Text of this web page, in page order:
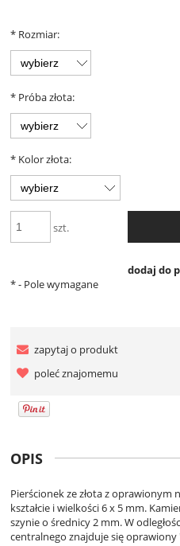
* Rozmiar:
* Próba złota:
* Kolor złota:
szt.
dodaj do
*- Pole wymagane
zapytaj o produkt
poleć znajomemu
OPIS
Pierścionek ze złota z
kształcie i wielkości 6 x 5 mm.
szynie o średnicy 2 mm. W
centralnego znajduje się oprawiony